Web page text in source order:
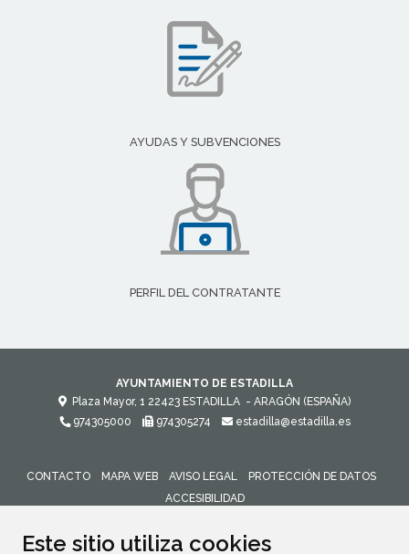
Este sitio utiliza cookies
AYUDAS Y SUBVENCIONES
PERFIL DEL CONTRATANTE
AYUNTAMIENTO DE ESTADILLA
Plaza Mayor, 1 22423 ESTADILLA - ARAGÓN (ESPAÑA)
974305000
974305274 estadilla@estadilla.es
CONTACTO MAPA WEB AVISO LEGAL
PROTECCIÓN DE DATOS
ACCESIBILIDAD